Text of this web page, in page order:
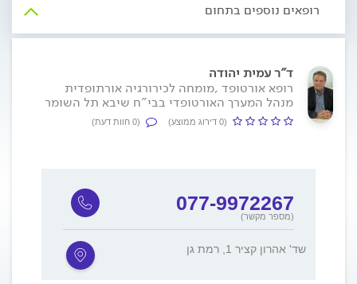
רופאים נוספים בתחום
ד"ר עמית יהודה
רופא אורטופד ,מומחה לכירורגיה אורתופדית
מנהל המערך האורטופדי בבי"ח שיבא תל השומר
(0 דירוג ממוצע) (0 חוות דעת)
077-9972267
(מספר מקשר)
שד' אהרון קציר 1, רמת גן